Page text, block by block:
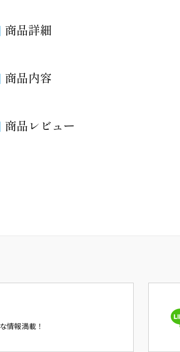
商品詳細
商品内容
商品レビュー
情報満載！